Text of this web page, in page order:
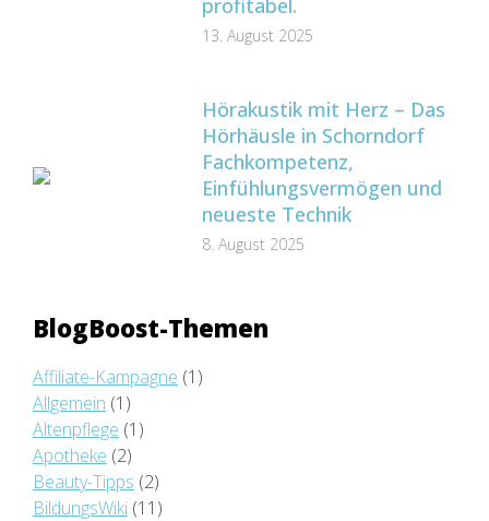
profitabel.
13. August 2025
Hörakustik mit Herz – Das
Hörhäusle in Schorndorf
Fachkompetenz,
Einfühlungsvermögen und
neueste Technik
8. August 2025
BlogBoost-Themen
Affiliate-Kampagne (1)
Allgemein (1)
Altenpflege (1)
Apotheke (2)
Beauty-Tipps (2)
BildungsWiki (11)